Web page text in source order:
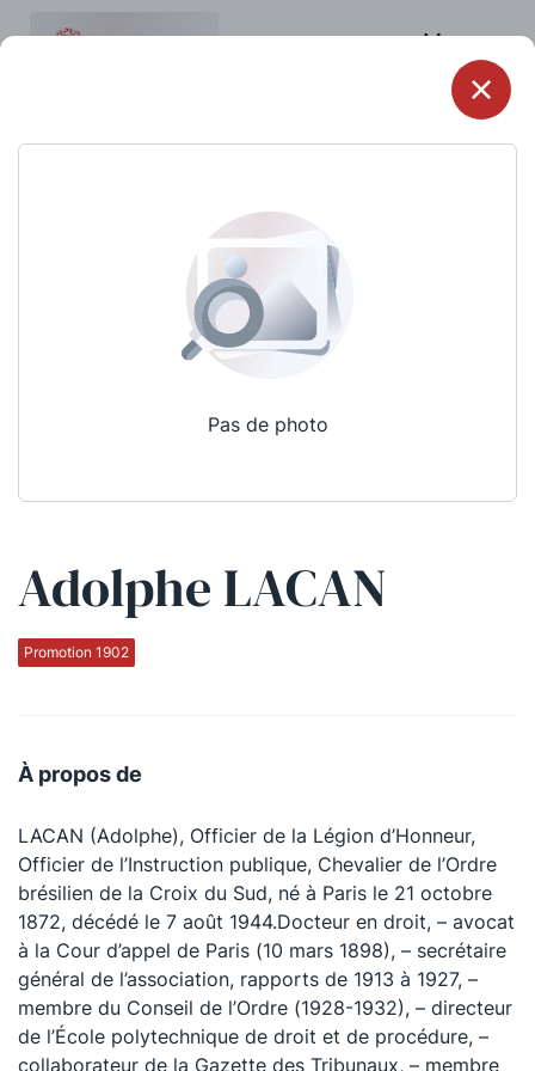
Menu
Pas de photo
Adolphe LACAN
Promotion 1902
À propos de
LACAN (Adolphe), Officier de la Légion d’Honneur,
Officier de l’Instruction publique, Chevalier de l’Ordre
brésilien de la Croix du Sud, né à Paris le 21 octobre
1872, décédé le 7 août 1944.Docteur en droit, – avocat
à la Cour d’appel de Paris (10 mars 1898), – secrétaire
général de l’association, rapports de 1913 à 1927, –
membre du Conseil de l’Ordre (1928-1932), – directeur
de l’École polytechnique de droit et de procédure, –
collaborateur de la Gazette des Tribunaux, – membre
Qui sommes-nous ?
La Conférence
La Conférence
Le Concours de la Conférence
La Conférence Berryer
La Petite Conférence